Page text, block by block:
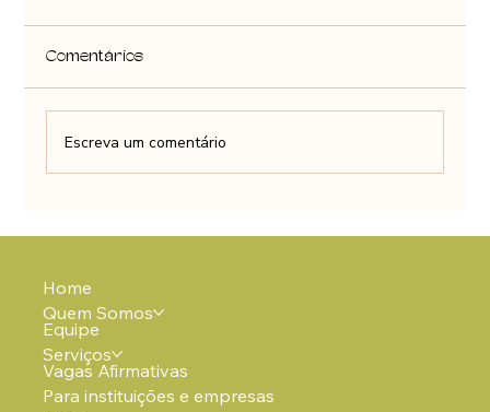
A alteridade somos nós
Comentários
Escreva um comentário
Home
Quem Somos
Equipe
Serviços
Vagas Afirmativas
Para instituições e empresas